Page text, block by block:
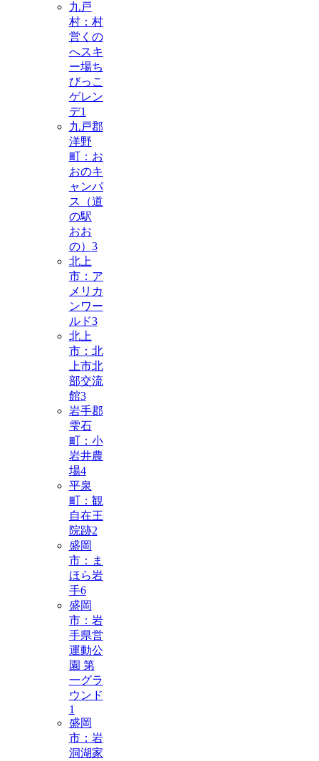
九戸
村：村
営くの
へスキ
ー場ち
びっこ
ゲレン
デ1
九戸郡
洋野
町：お
おのキ
ャンパ
ス（道
の駅
おお
の） 3
北上
市：ア
メリカ
ンワー
ルド3
北上
市：北
上市北
部交流
館3
岩手郡
雫石
町：小
岩井農
場4
平泉
町：観
自在王
院跡2
盛岡
市：ま
ほら岩
手6
盛岡
市：岩
手県営
運動公
園 第
一グラ
ウンド
1
盛岡
市：岩
洞湖家